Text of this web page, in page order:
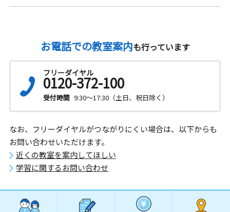
お電話での教室案内も行っています
フリーダイヤル
0120-372-100
受付時間 9:30～17:30（土日、祝日除く）
なお、フリーダイヤルがつながりにくい場合は、以下からも
お問い合わせいただけます。
近くの教室を案内してほしい
学習に関するお問い合わせ